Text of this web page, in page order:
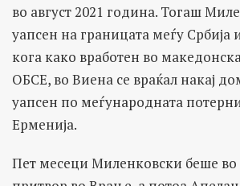
во август 2021 година. Тогаш
уапсен на границата меѓу Србија
кога како вработен во
ОБСЕ, во Виена се враќал накај
уапсен по меѓународната
Ерменија.
Пет месеци Миленковски беше во